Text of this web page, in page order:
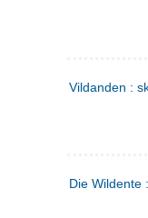
Vildanden :
Die Wildente